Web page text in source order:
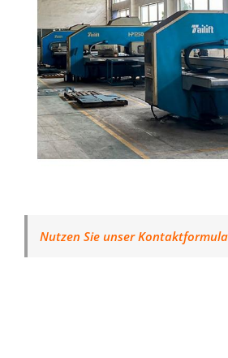
Nutzen Sie unser